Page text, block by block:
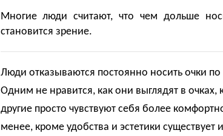
Многие люди считают, что чем дольше
становится зрение.
Люди отказываются постоянно носить очки
Одним не нравится, как они выглядят в очках,
другие просто чувствуют себя более
менее, кроме удобства и эстетики